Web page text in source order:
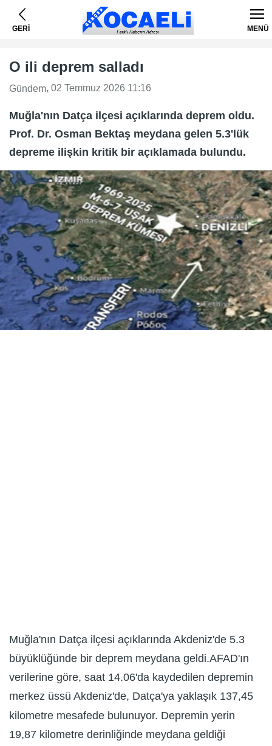
GERİ MENÜ
O ili deprem salladı
Gündem, 02 Temmuz 2026 11:16
Muğla'nın Datça ilçesi açıklarında deprem oldu.
Prof. Dr. Osman Bektaş meydana gelen 5.3'lük
depreme ilişkin kritik bir açıklamada bulundu.
Muğla'nın Datça ilçesi açıklarında Akdeniz'de 5.3
büyüklüğünde bir deprem meydana geldi.AFAD'ın
verilerine göre, saat 14.06'da kaydedilen depremin
merkez üssü Akdeniz'de, Datça'ya yaklaşık 137,45
kilometre mesafede bulunuyor. Depremin yerin
19,87 kilometre derinliğinde meydana geldiği